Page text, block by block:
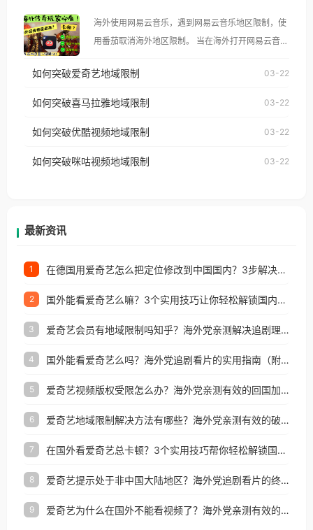
像其他音乐平台一样，出现地区及版权限制问题，且
仅能在中国大陆地区播放。 遇到这个问题的朋友们，
使用番茄回国加速器，即可解决「海外用户收听腾讯
台湾、美国、加拿大、澳大利亚、欧洲等国家和地区
权限制所困扰。
海外使用网易云音乐，遇到网易云音乐地区限制，使
用番茄取消海外地区限制。 当在海外打开网易云音
播放”的提示语。 海外用户如香港、澳门、台湾、美
国、加拿大、澳大利亚、欧洲等国家和地区时，网易
制问题，且仅能在中国大陆地区播放。 遇到这个问题
户收听网易云音乐地区版权限制」的问题，无论人在
如何突破爱奇艺地域限制 03-22
如何突破喜马拉雅地域限制 03-22
如何突破优酷视频地域限制 03-22
如何突破咪咕视频地域限制 03-22
最新资讯
1 在德国用爱奇艺怎么把定位修改到中国国内？3步解决+2个实用场景分享
2 国外能看爱奇艺么嘛？3个实用技巧让你轻松解锁国内影视（附越南华数TV定位修改+网易云海外收费解析）
3 爱奇艺会员有地域限制吗知乎？海外党亲测解决追剧理财双难题的加速器攻略
4 国外能看爱奇艺么吗？海外党追剧看片的实用指南（附避坑技巧）
5 爱奇艺视频版权受限怎么办？海外党亲测有效的回国加速器选择指南
6 爱奇艺地域限制解决方法有哪些？海外党亲测有效的破界指南
7 在国外看爱奇艺总卡顿？3个实用技巧帮你轻松解锁国内影音与生活服务
8 爱奇艺提示处于非中国大陆地区？海外党追剧看片的终极解决方案来了
9 爱奇艺为什么在国外不能看视频了？海外党亲测有效的回国加速方案来了